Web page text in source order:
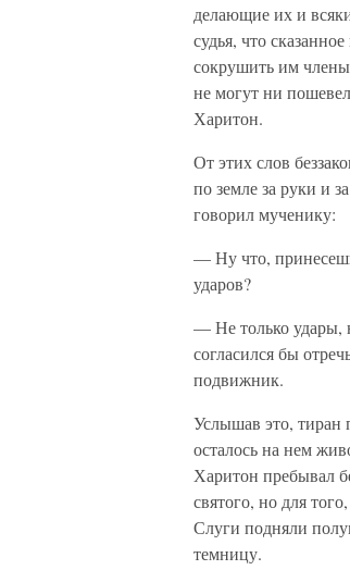
делающие их и
судья, что
сокрушить им
не могут ни
Харитон.
От этих слов
по земле за руки и
говорил мученику:
— Ну что,
ударов?
— Не только удары,
согласился бы
подвижник.
Услышав это, тиран
осталось на нем
Харитон пребывал
святого, но для
Слуги подняли
темницу.